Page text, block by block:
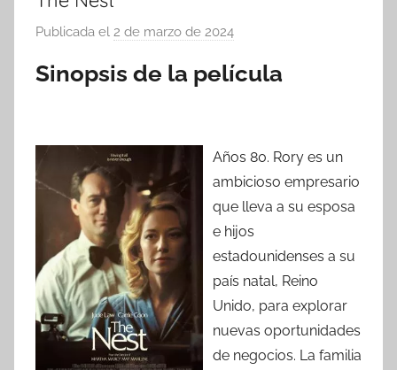
Publicada el 2 de marzo de 2024
r
Sinopsis de la película
Años 80. Rory es un
ambicioso empresario
que lleva a su esposa
e hijos
estadounidenses a su
país natal, Reino
Unido, para explorar
nuevas oportunidades
de negocios. La familia